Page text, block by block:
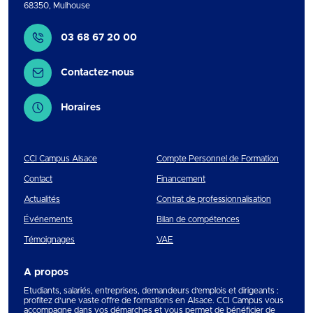
68350, Mulhouse
Contact
03 68 67 20 00
Contactez-nous
Horaires
CCI Campus Alsace
Contact
Actualités
Événements
Témoignages
Compte Personnel de Formation
Financement
Contrat de professionnalisation
Bilan de compétences
VAE
A propos
Etudiants, salariés, entreprises, demandeurs d’emplois et dirigeants :
profitez d’une vaste offre de formations en Alsace. CCI Campus vous
accompagne dans vos démarches et vous permet de bénéficier de